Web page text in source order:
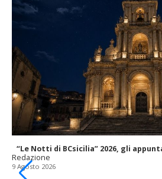
“Le Notti di BCsicilia” 2026, gli
Redazione
9 Agosto 2026